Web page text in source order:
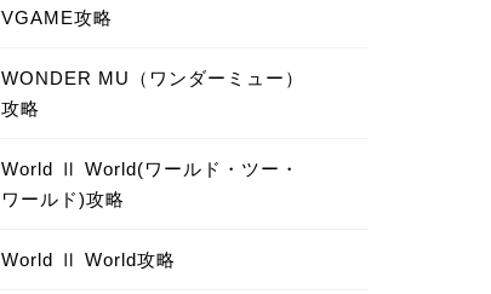
VGAME攻略
WONDER MU（ワンダーミュー）
攻略
World Ⅱ World(ワールド・ツー・
ワールド)攻略
World Ⅱ World攻略